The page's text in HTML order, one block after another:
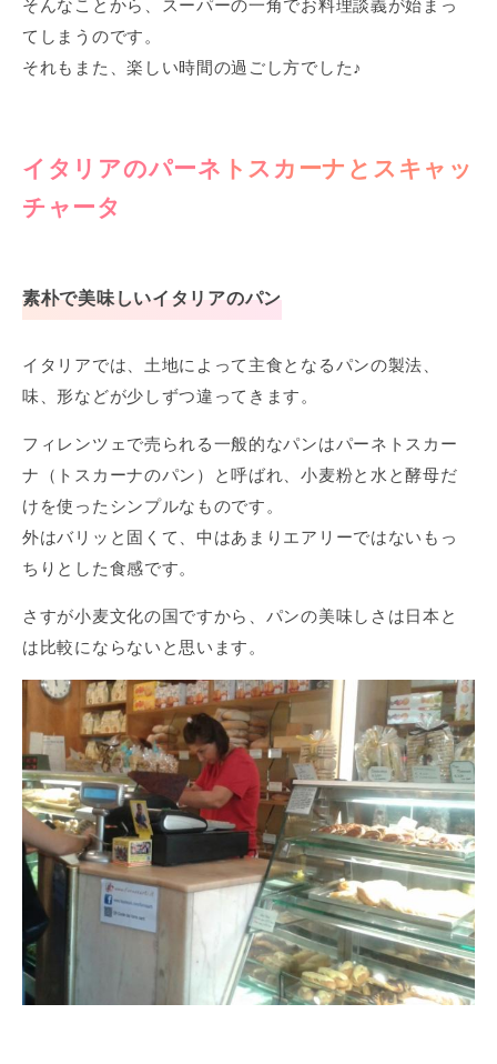
そんなことから、スーパーの一角でお料理談義が始まっ
てしまうのです。
それもまた、楽しい時間の過ごし方でした♪
イタリアのパーネトスカーナとスキャッ
チャータ
素朴で美味しいイタリアのパン
イタリアでは、土地によって主食となるパンの製法、
味、形などが少しずつ違ってきます。
フィレンツェで売られる一般的なパンはパーネトスカー
ナ（トスカーナのパン）と呼ばれ、小麦粉と水と酵母だ
けを使ったシンプルなものです。
外はバリッと固くて、中はあまりエアリーではないもっ
ちりとした食感です。
さすが小麦文化の国ですから、パンの美味しさは日本と
は比較にならないと思います。